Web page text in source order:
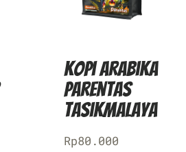
Kopi Arabika
Parentas
Tasikmalaya
Rp80.000